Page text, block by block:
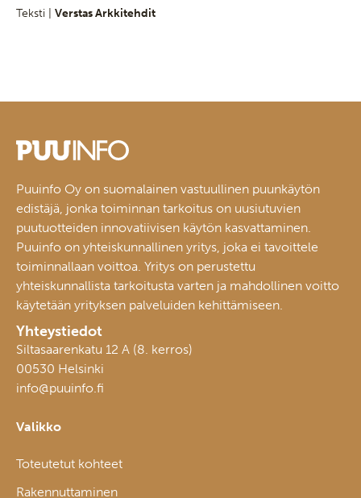
Teksti | Verstas Arkkitehdit
Puuinfo Oy on suomalainen vastuullinen puunkäytön
edistäjä, jonka toiminnan tarkoitus on uusiutuvien
puutuotteiden innovatiivisen käytön kasvattaminen.
Puuinfo on yhteiskunnallinen yritys, joka ei tavoittele
toiminnallaan voittoa. Yritys on perustettu
yhteiskunnallista tarkoitusta varten ja mahdollinen voitto
käytetään yrityksen palveluiden kehittämiseen.
Yhteystiedot
Siltasaarenkatu 12 A (8. kerros)
00530 Helsinki
info@puuinfo.fi
Valikko
Toteutetut kohteet
Rakennuttaminen